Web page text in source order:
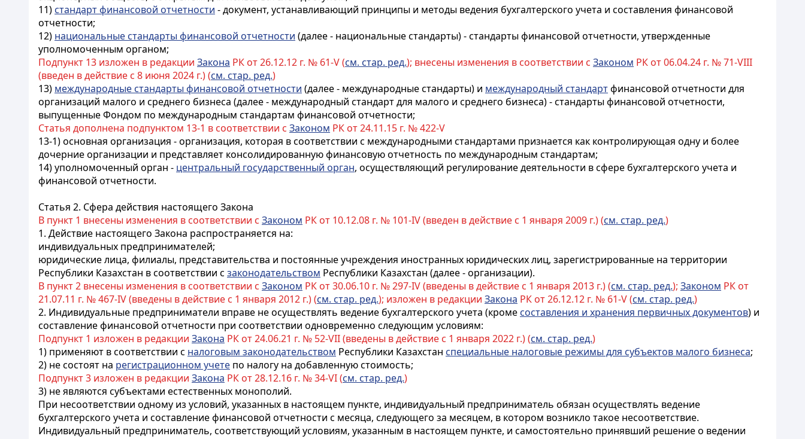
11) стандарт финансовой отчетности - документ, устанавливающий принципы и методы ведения бухгалтерского учета и составления финансовой
отчетности;
12) национальные стандарты финансовой отчетности (далее - национальные стандарты) - стандарты финансовой отчетности, утвержденные
уполномоченным органом;
Подпункт 13 изложен в редакции Закона РК от 26.12.12 г. № 61-V (см. стар. ред.); внесены изменения в соответствии с Законом РК от 06.04.24 г. № 71-VIII
(введен в действие с 8 июня 2024 г.) (см. стар. ред.)
13) международные стандарты финансовой отчетности (далее - международные стандарты) и международный стандартфинансовой отчетности для
организаций малого и среднего бизнеса (далее - международный стандарт для малого и среднего бизнеса) - стандарты финансовой отчетности,
выпущенные Фондом по международным стандартам финансовой отчетности;
Статья дополнена подпунктом 13-1 в соответствии с Законом РК от 24.11.15 г. № 422-V
13-1) основная организация - организация, которая в соответствии с международными стандартами признается как контролирующая одну и более
дочерние организации и представляет консолидированную финансовую отчетность по международным стандартам;
14) уполномоченный орган - центральный государственный орган, осуществляющий регулирование деятельности в сфере бухгалтерского учета и
финансовой отчетности.
Статья 2. Сфера действия настоящего Закона
В пункт 1 внесены изменения в соответствии с Законом РК от 10.12.08 г. № 101-IV (введен в действие с 1 января 2009 г.) (см. стар. ред.)
1. Действие настоящего Закона распространяется на:
индивидуальных предпринимателей;
юридические лица, филиалы, представительства и постоянные учреждения иностранных юридических лиц, зарегистрированные на территории
Республики Казахстан в соответствии с законодательством Республики Казахстан (далее - организации).
В пункт 2 внесены изменения в соответствии с Законом РК от 30.06.10 г. № 297-IV (введены в действие с 1 января 2013 г.) (см. стар. ред.); Законом РК от
21.07.11 г. № 467-IV (введены в действие с 1 января 2012 г.) (см. стар. ред.); изложен в редакции Закона РК от 26.12.12 г. № 61-V (см. стар. ред.)
2. Индивидуальные предприниматели вправе не осуществлять ведение бухгалтерского учета (кроме составления и хранения первичных документов) и
составление финансовой отчетности при соответствии одновременно следующим условиям:
Подпункт 1 изложен в редакции Закона РК от 24.06.21 г. № 52-VII (введены в действие с 1 января 2022 г.) (см. стар. ред.)
1) применяют в соответствии с налоговым законодательством Республики Казахстан специальные налоговые режимы для субъектов малого бизнеса;
2) не состоят на регистрационном учете по налогу на добавленную стоимость;
Подпункт 3 изложен в редакции Закона РК от 28.12.16 г. № 34-VI (см. стар. ред.)
3) не являются субъектами естественных монополий.
При несоответствии одному из условий, указанных в настоящем пункте, индивидуальный предприниматель обязан осуществлять ведение
бухгалтерского учета и составление финансовой отчетности с месяца, следующего за месяцем, в котором возникло такое несоответствие.
Индивидуальный предприниматель, соответствующий условиям, указанным в настоящем пункте, и самостоятельно принявший решение о ведении